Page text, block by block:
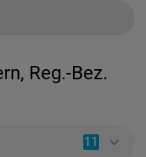
Reg.-Bez.
11